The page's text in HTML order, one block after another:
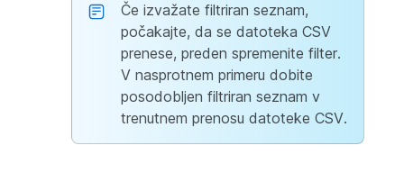
Če izvažate filtriran seznam,
počakajte, da se datoteka CSV
prenese, preden spremenite filter.
V nasprotnem primeru dobite
posodobljen filtriran seznam v
trenutnem prenosu datoteke CSV.